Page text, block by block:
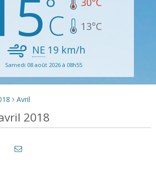
13°C
NE 19 km/h
Samedi 08 août 2026 à 08h55
> Avril
2018